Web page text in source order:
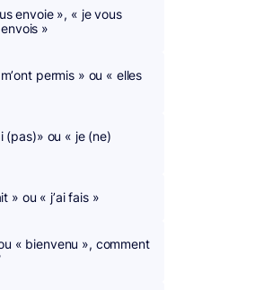
envoie », « je vous
»
permis » ou « elles
(pas)» ou « je (ne)
» ou « j’ai fais »
« bienvenu », comment